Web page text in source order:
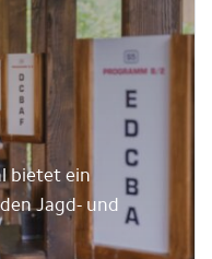
bietet ein
Jagd- und